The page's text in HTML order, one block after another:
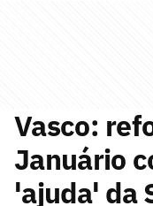
Vasco:
Januário
'ajuda' da